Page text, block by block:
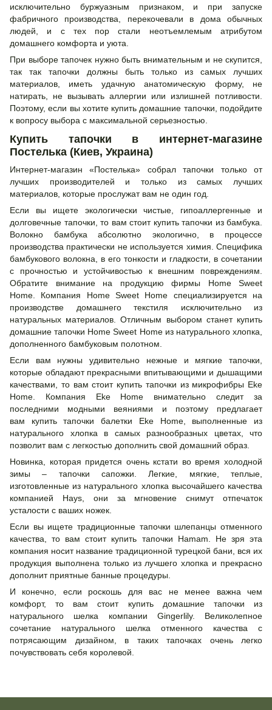
исключительно буржуазным признаком, и при запуске
фабричного производства, перекочевали в дома обычных
людей, и с тех пор стали неотъемлемым атрибутом
домашнего комфорта и уюта.
При выборе тапочек нужно быть внимательным и не скупится,
так так тапочки должны быть только из самых лучших
материалов, иметь удачную анатомическую форму, не
натирать, не вызывать аллергии или излишней потливости.
Поэтому, если вы хотите купить домашние тапочки, подойдите
к вопросу выбора с максимальной серьезностью.
Купить тапочки в интернет-магазине
Постелька (Киев, Украина)
Интернет-магазин «Постелька» собрал тапочки только от
лучших производителей и только из самых лучших
материалов, которые прослужат вам не один год.
Если вы ищете экологически чистые, гипоаллергенные и
долговечные тапочки, то вам стоит купить тапочки из бамбука.
Волокно бамбука абсолютно экологично, в процессе
производства практически не используется химия. Специфика
бамбукового волокна, в его тонкости и гладкости, в сочетании
с прочностью и устойчивостью к внешним повреждениям.
Обратите внимание на продукцию фирмы Home Sweеt
Home. Компания Home Sweеt Home специализируется на
производстве домашнего текстиля исключительно из
натуральных материалов. Отличным выбором станет купить
домашние тапочки Home Sweеt Home из натурального хлопка,
дополненного бамбуковым полотном.
Если вам нужны удивительно нежные и мягкие тапочки,
которые обладают прекрасными впитывающими и дышащими
качествами, то вам стоит купить тапочки из микрофибры Eke
Home. Компания Eke Home внимательно следит за
последними модными веяниями и поэтому предлагает
вам купить тапочки балетки Eke Home, выполненные из
натурального хлопка в самых разнообразных цветах, что
позволит вам с легкостью дополнить свой домашний образ.
Новинка, которая придется очень кстати во время холодной
зимы – тапочки сапожки. Легкие, мягкие, теплые,
изготовленные из натурального хлопка высочайшего качества
компанией Hays, они за мгновение снимут отпечаток
усталости с ваших ножек.
Если вы ищете традиционные тапочки шлепанцы отменного
качества, то вам стоит купить тапочки Hamam. Не зря эта
компания носит название традиционной турецкой бани, вся их
продукция выполнена только из лучшего хлопка и прекрасно
дополнит приятные банные процедуры.
И конечно, если роскошь для вас не менее важна чем
комфорт, то вам стоит купить домашние тапочки из
натурального шелка компании Gingerlily. Великолепное
сочетание натурального шелка отменного качества с
потрясающим дизайном, в таких тапочках очень легко
почувствовать себя королевой.